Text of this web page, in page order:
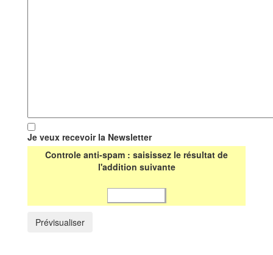
Je veux recevoir la Newsletter
Controle anti-spam : saisissez le résultat de
l'addition suivante